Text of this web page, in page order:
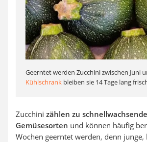
Geerntet werden Zucchini zwischen Juni
Kühlschrank bleiben sie 14 Tage lang
Zucchini zählen zu
Gemüsesorten und können häufig
Wochen geerntet werden, denn junge,